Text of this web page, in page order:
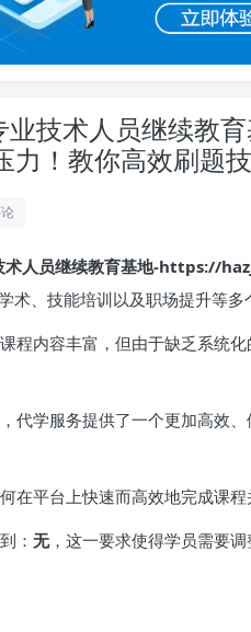
业技术人员继续教
力！教你高效刷题
术人员继续教育基地-https://
术、技能培训以及职场提升等多
程内容丰富，但由于缺乏系统
代学服务提供了一个更加高效
在平台上快速而高效地完成课程
： 无，这一要求使得学员需要调